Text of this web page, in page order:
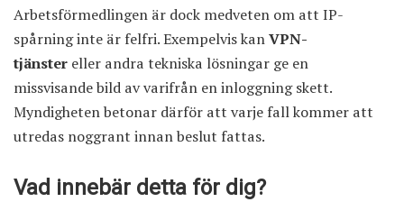
Arbetsförmedlingen är dock medveten om att IP-
spårning inte är felfri. Exempelvis kanVPN-
tjänster eller andra tekniska lösningar ge en
missvisande bild av varifrån en inloggning skett.
Myndigheten betonar därför att varje fall kommer att
utredas noggrant innan beslut fattas.
Vad innebär detta för dig?